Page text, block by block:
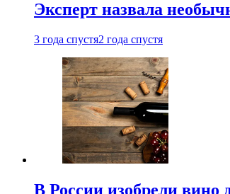
Эксперт назвала
3 года спустя2 года спустя
В России изобрели вино